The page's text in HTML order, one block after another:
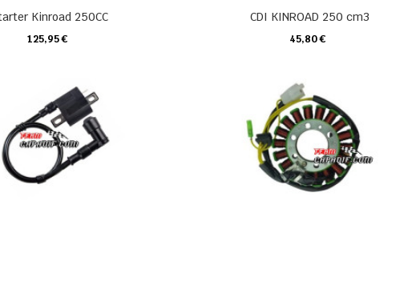
Kinroad 250CC
125,95 €
KARTE
CDI KINROAD 250 cm3
45,80 €
KARTE